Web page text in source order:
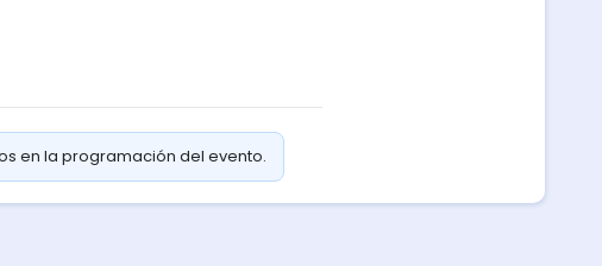
en la programación del evento.